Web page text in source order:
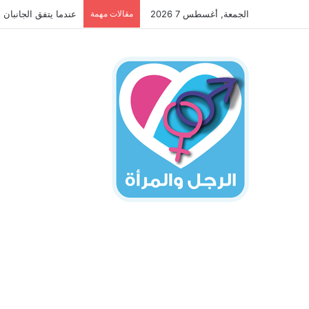
الجمعة, أغسطس 7 2026 مقالات مهمة عندما يتفق الجانبان